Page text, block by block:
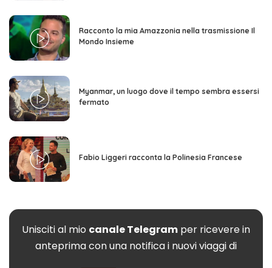
Racconto la mia Amazzonia nella trasmissione Il
Mondo Insieme
Myanmar, un luogo dove il tempo sembra essersi
fermato
Fabio Liggeri racconta la Polinesia Francese
Unisciti al mio canale Telegram per ricevere in
anteprima con una notifica i nuovi viaggi di